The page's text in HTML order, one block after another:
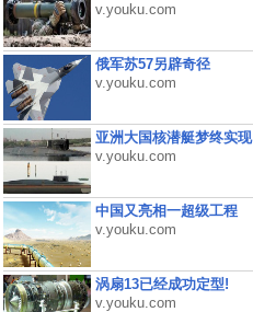
v.youku.com
俄军苏57另辟奇径
v.youku.com
亚洲大国核潜艇梦终实现
v.youku.com
中国又亮相一超级工程
v.youku.com
涡扇13已经成功定型!
v.youku.com